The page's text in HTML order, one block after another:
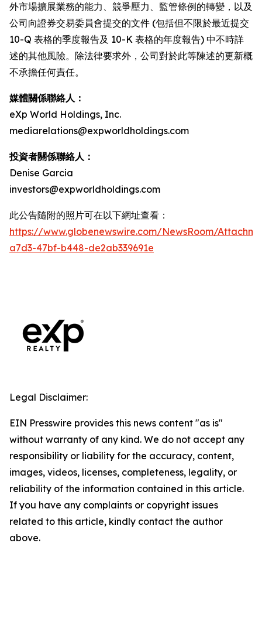
外市場擴展業務的能力、競爭壓力、監管條例的轉變，以及
公司向證券交易委員會提交的文件 (包括但不限於最近提交
10-Q 表格的季度報告及 10-K 表格的年度報告) 中不時詳
述的其他風險。除法律要求外，公司對於此等陳述的更新概
不承擔任何責任。
媒體關係聯絡人：
eXp World Holdings, Inc.
mediarelations@expworldholdings.com
投資者關係聯絡人：
Denise Garcia
investors@expworldholdings.com
此公告隨附的照片可在以下網址查看：
https://www.globenewswire.com/NewsRoom/
a7d3-47bf-b448-de2ab339691e
Legal Disclaimer:
EIN Presswire provides this news content "as is"
without warranty of any kind. We do not accept any
responsibility or liability for the accuracy, content,
images, videos, licenses, completeness, legality, or
reliability of the information contained in this article.
If you have any complaints or copyright issues
related to this article, kindly contact the author
above.